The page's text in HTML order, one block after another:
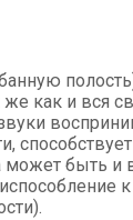
как и вся
быть